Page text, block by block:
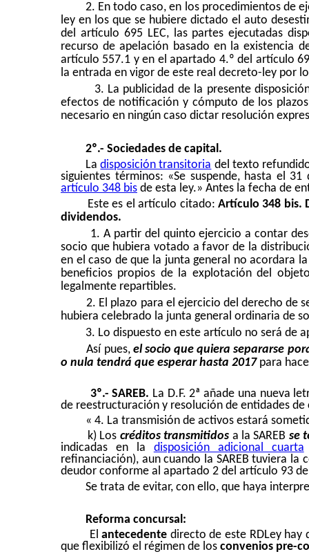
2. En todo caso, en los procedimientos de
ley en los que se hubiere dictado el auto
del artículo 695 LEC, las partes ejecutadas
recurso de apelación basado en la existencia
artículo 557.1 y en el apartado 4.º del artículo
la entrada en vigor de este real decreto-ley por
3. La publicidad de la presente
efectos de notificación y cómputo de los
necesario en ningún caso dictar resolución
2º.- Sociedades de capital.
Ladisposición transitoria del texto
siguientes términos: «Se suspende, hasta el
artículo 348 bis de esta ley.» Antes la fecha de
Este es el artículo citado: Artículo 348 bis.
dividendos.
1. Apartir del quinto ejercicio a contar
socio que hubiera votado a favor de la
en el caso de que la junta general no acordara
beneficios propios de la explotación del
legalmente repartibles.
2. El plazo para el ejercicio del derecho de
hubiera celebrado la junta general ordinaria de
3. Lo dispuesto en este artículo no será de
Así pues, el socio que quiera separarse
o nula tendrá que esperar hasta 2017para
3º.- SAREB. La D.F. 2ª añade una nueva
de reestructuración y resolución de entidades
« 4. La transmisión de activos estará
k) Los créditos transmitidos a la SAREB se
indicadas en la disposición adicional cuarta
refinanciación), aun cuando la SAREB tuviera
deudor conforme al apartado 2 del artículo 93
Se trata de evitar, con ello, que haya
Reforma concursal:
Elantecedente directo de este RDLey hay
que flexibilizó el régimen de los convenios pre-